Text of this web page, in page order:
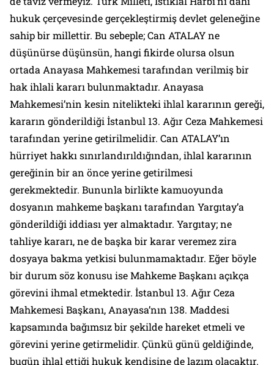
hukuk çerçevesinde gerçekleştirmiş devlet geleneğine
sahip bir millettir. Bu sebeple; Can ATALAY ne
düşünürse düşünsün, hangi fikirde olursa olsun
ortada Anayasa Mahkemesi tarafından verilmiş bir
hak ihlali kararı bulunmaktadır. Anayasa
Mahkemesi’nin kesin nitelikteki ihlal kararının gereği,
kararın gönderildiği İstanbul 13. Ağır Ceza Mahkemesi
tarafından yerine getirilmelidir. Can ATALAY’ın
hürriyet hakkı sınırlandırıldığından, ihlal kararının
gereğinin bir an önce yerine getirilmesi
gerekmektedir. Bununla birlikte kamuoyunda
dosyanın mahkeme başkanı tarafından Yargıtay’a
gönderildiği iddiası yer almaktadır. Yargıtay; ne
tahliye kararı, ne de başka bir karar veremez zira
dosyaya bakma yetkisi bulunmamaktadır. Eğer böyle
bir durum söz konusu ise Mahkeme Başkanı açıkça
görevini ihmal etmektedir. İstanbul 13. Ağır Ceza
Mahkemesi Başkanı, Anayasa’nın 138. Maddesi
kapsamında bağımsız bir şekilde hareket etmeli ve
görevini yerine getirmelidir. Çünkü günü geldiğinde,
bugün ihlal ettiği hukuk kendisine de lazım olacaktır.